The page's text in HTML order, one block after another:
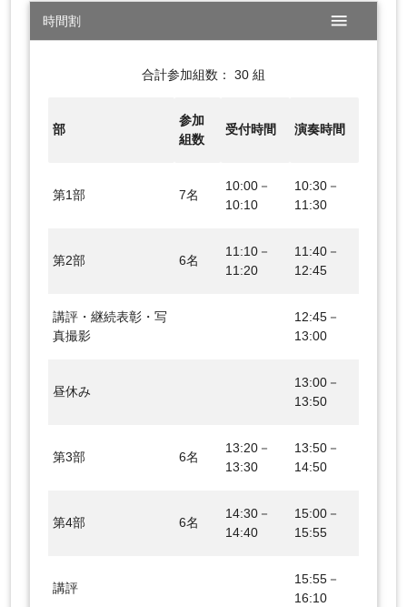
時間割 menu
合計参加組数： 30 組
部
参加
組数
受付時間 演奏時間
第1部 7名
10:00－
10:10
10:30－
11:30
第2部 6名
11:10－
11:20
11:40－
12:45
講評・継続表彰・写
真撮影
12:45－
13:00
昼休み
13:00－
13:50
第3部 6名
13:20－
13:30
13:50－
14:50
第4部 6名
14:30－
14:40
15:00－
15:55
講評
15:55－
16:10